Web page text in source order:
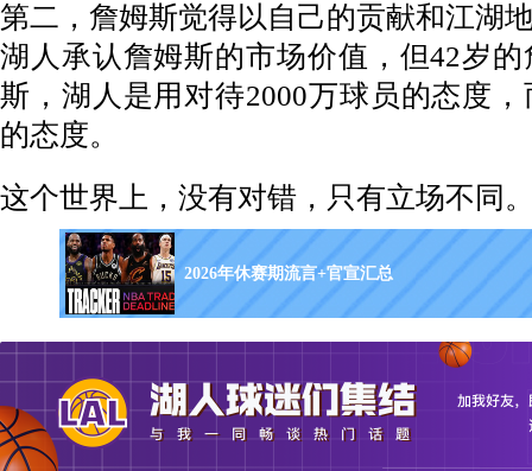
第二，詹姆斯觉得以自己的贡献和江湖
湖人承认詹姆斯的市场价值，但42岁
斯，湖人是用对待2000万球员的态度
的态度。
这个世界上，没有对错，只有立场不同
2026年休赛期流言+官宣汇总